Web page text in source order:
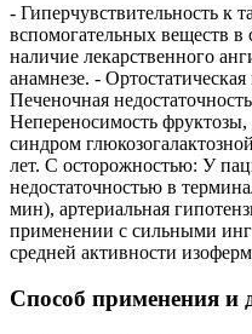
- Гиперчувствительность к
вспомогательных веществ в
наличие лекарственного
анамнезе. -
Печеночная
Непереносимость фруктозы,
синдром
лет. С осторожностью: У
недостаточностью в
мин), артериальная
применении с сильными
средней активности
Способ применения и